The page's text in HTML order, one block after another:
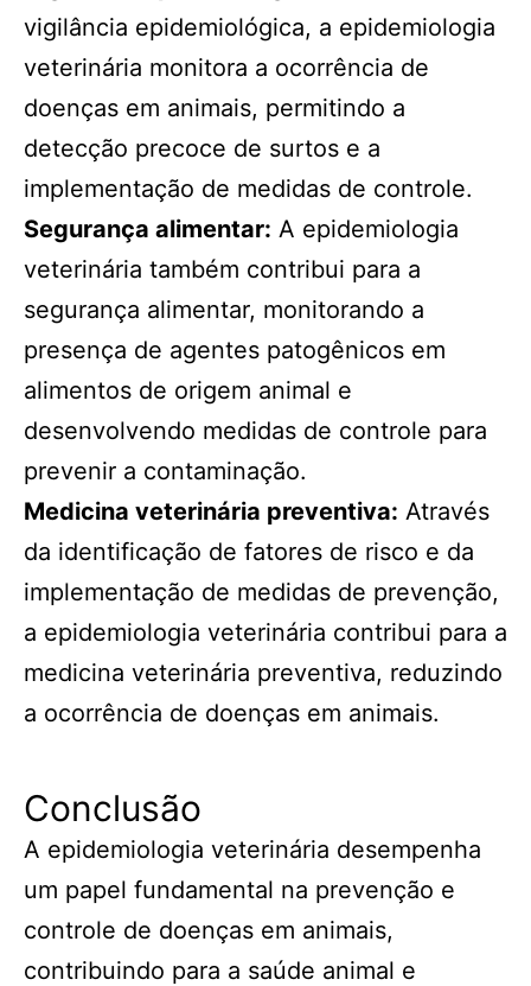
vigilância epidemiológica, a epidemiologia
veterinária monitora a ocorrência de
doenças em animais, permitindo a
detecção precoce de surtos e a
implementação de medidas de controle.
Segurança alimentar: A epidemiologia
veterinária também contribui para a
segurança alimentar, monitorando a
presença de agentes patogênicos em
alimentos de origem animal e
desenvolvendo medidas de controle para
prevenir a contaminação.
Medicina veterinária preventiva: Através
da identificação de fatores de risco e da
implementação de medidas de prevenção,
a epidemiologia veterinária contribui para a
medicina veterinária preventiva, reduzindo
a ocorrência de doenças em animais.
Conclusão
A epidemiologia veterinária desempenha
um papel fundamental na prevenção e
controle de doenças em animais,
contribuindo para a saúde animal e